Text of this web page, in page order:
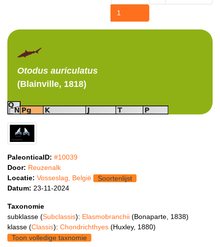
1
Otodus auriculatus
(Blainville, 1818)
PaleonticaID: #10039
Door: Reuzenalk
Locatie: Vosseslag, België
Soortenlijst
Datum: 23-11-2024
Taxonomie
subklasse (Subclassis): Elasmobranchii (Bonaparte, 1838)
klasse (Classis): Chondrichthyes (Huxley, 1880)
Toon volledige taxnomie